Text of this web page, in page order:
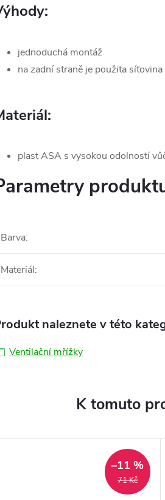
jednoduchá montáž
na zadní straně je použita
plast ASA s vysokou odolností
Barva:
Materiál:
naleznete v této
Ventilační mřížky
K tomuto
71 Kč
–11 %